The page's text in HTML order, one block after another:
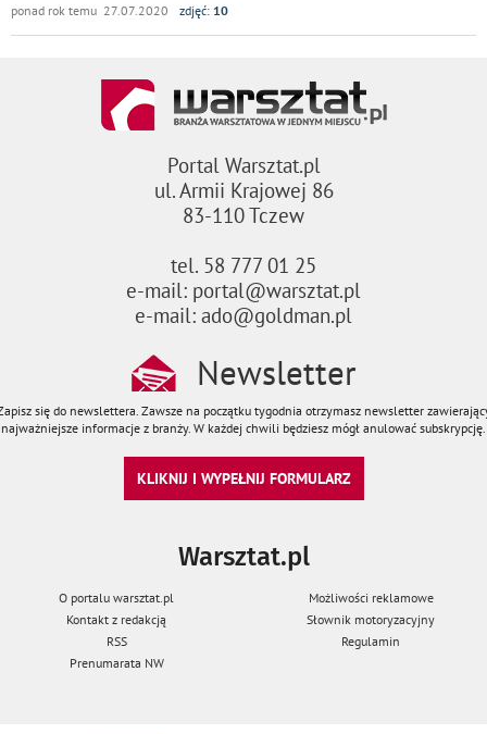
ponad rok temu 27.07.2020 zdjęć: 10
Portal Warsztat.pl
ul. Armii Krajowej 86
83-110 Tczew
tel. 58 777 01 25
e-mail: portal@warsztat.pl
e-mail: ado@goldman.pl
Newsletter
się do newslettera. Zawsze na początku tygodnia otrzymasz newsletter
najważniejsze informacje z branży. W każdej chwili będziesz mógł anulować subskrypcję.
KLIKNIJ I WYPEŁNIJ FORMULARZ
Warsztat.pl
O portalu warsztat.pl
Możliwości reklamowe
Kontakt z redakcją
Słownik motoryzacyjny
RSS
Regulamin
Prenumarata NW